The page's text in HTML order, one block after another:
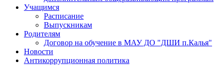
Учащимся
Расписание
Выпускникам
Родителям
Договор на обучение в МАУ ДО "ДШИ п.Калья"
Новости
Антикоррупционная политика